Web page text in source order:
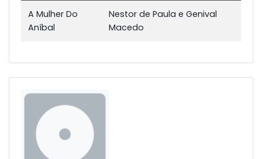
A Mulher Do
Aníbal
Nestor de Paula e Genival
Macedo